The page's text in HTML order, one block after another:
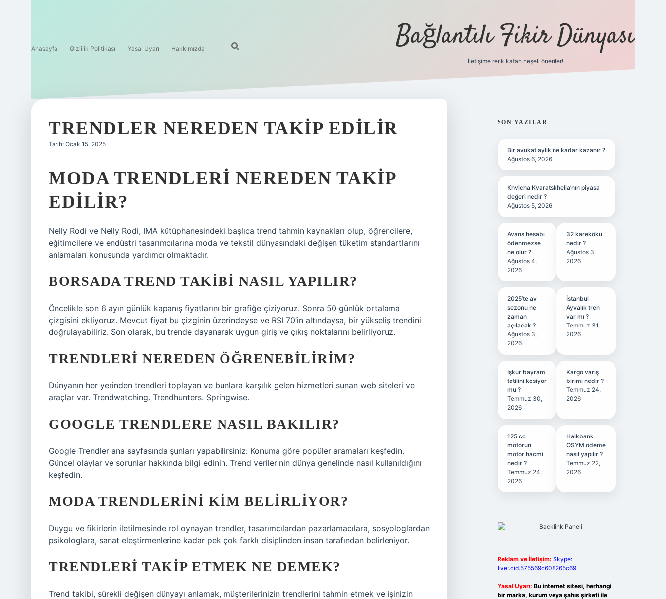
Anasayfa Gizlilik Politikası Yasal Uyarı Hakkımızda Bağlantılı Fikir Dünyası
İletişime renk katan neşeli öneriler!
TRENDLER NEREDEN TAKIP EDILIR
Tarih: Ocak 15, 2025
MODA TRENDLERI NEREDEN TAKIP
EDILIR?
Nelly Rodi ve Nelly Rodi, IMA kütüphanesindeki başlıca trend tahmin kaynakları olup, öğrencilere,
eğitimcilere ve endüstri tasarımcılarına moda ve tekstil dünyasındaki değişen tüketim standartlarını
anlamaları konusunda yardımcı olmaktadır.
BORSADA TREND TAKIBI NASIL YAPILIR?
Öncelikle son 6 ayın günlük kapanış fiyatlarını bir grafiğe çiziyoruz. Sonra 50 günlük ortalama
çizgisini ekliyoruz. Mevcut fiyat bu çizginin üzerindeyse ve RSI 70’in altındaysa, bir yükseliş trendini
doğrulayabiliriz. Son olarak, bu trende dayanarak uygun giriş ve çıkış noktalarını belirliyoruz.
TRENDLERI NEREDEN ÖĞRENEBILIRIM?
Dünyanın her yerinden trendleri toplayan ve bunlara karşılık gelen hizmetleri sunan web siteleri ve
araçlar var. Trendwatching. Trendhunters. Springwise.
GOOGLE TRENDLERE NASIL BAKILIR?
Google Trendler ana sayfasında şunları yapabilirsiniz: Konuma göre popüler aramaları keşfedin.
Güncel olaylar ve sorunlar hakkında bilgi edinin. Trend verilerinin dünya genelinde nasıl kullanıldığını
keşfedin.
MODA TRENDLERINI KIM BELIRLIYOR?
Duygu ve fikirlerin iletilmesinde rol oynayan trendler, tasarımcılardan pazarlamacılara, sosyologlardan
psikologlara, sanat eleştirmenlerine kadar pek çok farklı disiplinden insan tarafından belirleniyor.
TRENDLERI TAKIP ETMEK NE DEMEK?
Trend takibi, sürekli değişen dünyayı anlamak, müşterilerinizin trendlerini tahmin etmek ve işinizin
SIDEBAR
SON YAZILAR
Bir avukat aylık ne kadar kazanır ?
Ağustos 6, 2026
Khvicha Kvaratskhelia’nın piyasa
değeri nedir ?
Ağustos 5, 2026
Avans hesabı
ödenmezse
ne olur ?
Ağustos 4,
2026
32 karekökü
nedir ?
Ağustos 3,
2026
2025’te av
sezonu ne
zaman
açılacak ?
Ağustos 3,
2026
İstanbul
Ayvalık tren
var mı ?
Temmuz 31,
2026
İşkur bayram
tatilini kesiyor
mu ?
Temmuz 30,
2026
Kargo varış
birimi nedir ?
Temmuz 24,
2026
125 cc
motorun
motor hacmi
nedir ?
Temmuz 24,
2026
Halkbank
ÖSYM ödeme
nasıl yapılır ?
Temmuz 22,
2026
Reklam ve İletişim: Skype:
live:.cid.575569c608265c69
Yasal Uyarı: Bu internet sitesi, herhangi
bir marka, kurum veya şahıs şirketi ile